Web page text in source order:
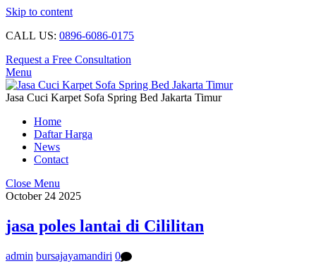
Skip to content
CALL US: 0896-6086-0175
Request a Free Consultation
Menu
Jasa Cuci Karpet Sofa Spring Bed Jakarta Timur
Home
Daftar Harga
News
Contact
Close Menu
October 24 2025
jasa poles lantai di Cililitan
admin bursajayamandiri 0